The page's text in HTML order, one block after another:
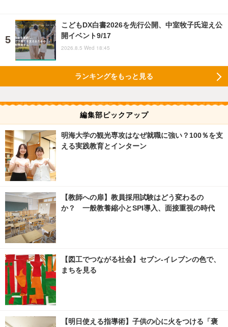
こどもDX白書2026を先行公開、中室牧子氏迎え公
開イベント9/17
2026.8.5 Wed 18:45
ランキングをもっと見る
編集部ピックアップ
明海大学の観光専攻はなぜ就職に強い？100％を支
える実践教育とインターン
【教師への扉】教員採用試験はどう変わるの
か？ 一般教養縮小とSPI導入、面接重視の時代
【図工でつながる社会】セブン‐イレブンの色で、
まちを見る
【明日使える指導術】子供の心に火をつける「褒